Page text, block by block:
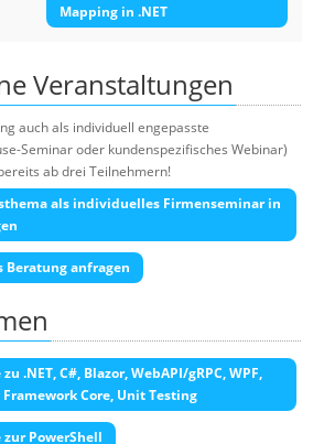
Mapping in .NET
Veranstaltungen
auch als individuell engepasste
Seminar oder kundenspezifisches Webinar)
ab drei Teilnehmern!
als individuelles Firmenseminar in
Beratung anfragen
.NET, C#, Blazor, WebAPI/gRPC, WPF,
Core, Unit Testing
PowerShell